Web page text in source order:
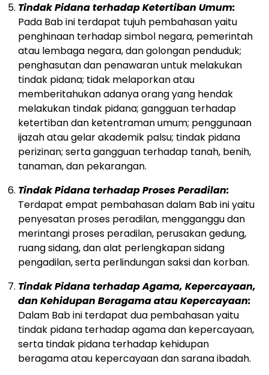
Tindak Pidana terhadap Ketertiban Umum:
Pada Bab ini terdapat tujuh pembahasan yaitu
penghinaan terhadap simbol negara, pemerintah
atau lembaga negara, dan golongan penduduk;
penghasutan dan penawaran untuk melakukan
tindak pidana; tidak melaporkan atau
memberitahukan adanya orang yang hendak
melakukan tindak pidana; gangguan terhadap
ketertiban dan ketentraman umum; penggunaan
ijazah atau gelar akademik palsu; tindak pidana
perizinan; serta gangguan terhadap tanah, benih,
tanaman, dan pekarangan.
Tindak Pidana terhadap Proses Peradilan:
Terdapat empat pembahasan dalam Bab ini yaitu
penyesatan proses peradilan, mengganggu dan
merintangi proses peradilan, perusakan gedung,
ruang sidang, dan alat perlengkapan sidang
pengadilan, serta perlindungan saksi dan korban.
Tindak Pidana terhadap Agama, Kepercayaan,
dan Kehidupan Beragama atau Kepercayaan:
Dalam Bab ini terdapat dua pembahasan yaitu
tindak pidana terhadap agama dan kepercayaan,
serta tindak pidana terhadap kehidupan
beragama atau kepercayaan dan sarana ibadah.